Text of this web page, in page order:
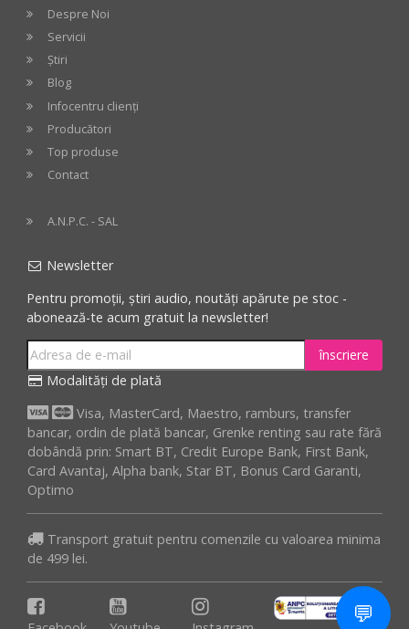
Despre Noi
Servicii
Știri
Blog
Infocentru clienți
Producători
Top produse
Contact
A.N.P.C. - SAL
Newsletter
Pentru promoții, știri audio, noutăți apărute pe stoc -
abonează-te acum gratuit la newsletter!
înscriere
Modalități de plată
Visa, MasterCard, Maestro, ramburs, transfer
bancar, ordin de plată bancar, Grenke renting sau rate fără
dobândă prin: Smart BT, Credit Europe Bank, First Bank,
Card Avantaj, Alpha bank, Star BT, Bonus Card Garanti,
Optimo
Transport gratuit pentru comenzile cu valoarea minima
de 499 lei.
💬